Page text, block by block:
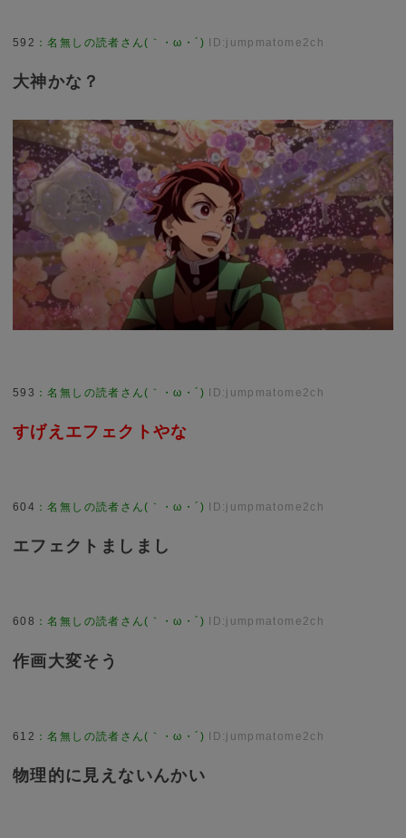
592 ：名無しの読者さん(｀・ω・´) ID:jumpmatome2ch
大神かな？
593 ：名無しの読者さん(｀・ω・´) ID:jumpmatome2ch
すげえエフェクトやな
604 ：名無しの読者さん(｀・ω・´) ID:jumpmatome2ch
エフェクトましまし
608 ：名無しの読者さん(｀・ω・´) ID:jumpmatome2ch
作画大変そう
612 ：名無しの読者さん(｀・ω・´) ID:jumpmatome2ch
物理的に見えないんかい